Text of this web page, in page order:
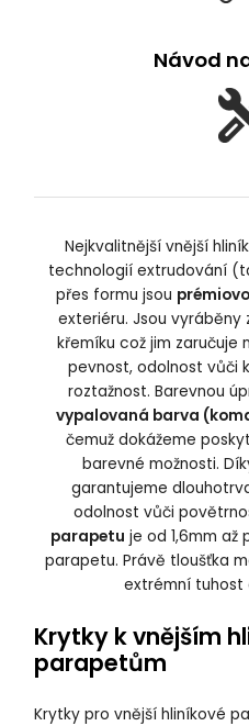
Návod
Nejkvalitnější vnější
technologií extrudování
přes formu jsou
exteriéru. Jsou vyráběny
křemíku což jim zaručuje
pevnost, odolnost vůči
roztažnost. Barevnou
vypalovaná barva
čemuž dokážeme
barevné možnosti.
garantujeme
odolnost vůči
parapetu je od 1,6mm až
parapetu. Právě tloušťka
extrémní tuhost
Krytky k vnějším
parapetům
Krytky pro vnější hliníkové